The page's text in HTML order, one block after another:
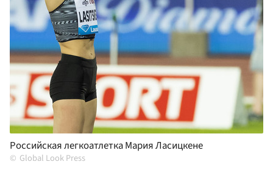
Российская легкоатлетка Мария Ласицкене
Global Look Press